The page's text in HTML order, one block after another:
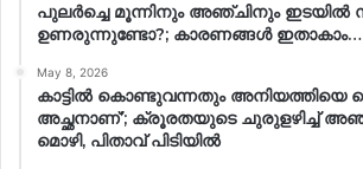
പുലർച്ചെ മൂന്നിനും അഞ്ചിനും ഇടയിൽ
ഉണരുന്നുണ്ടോ?; കാരണങ്ങള്‍ ഇതാകാം…
May 8, 2026
കാട്ടിൽ കൊണ്ടുവന്നതും അനിയത്തിയെ
അച്ഛനാണ്’; ക്രൂരതയുടെ ചുരുളഴിച്ച്
മൊഴി, പിതാവ് പിടിയിൽ